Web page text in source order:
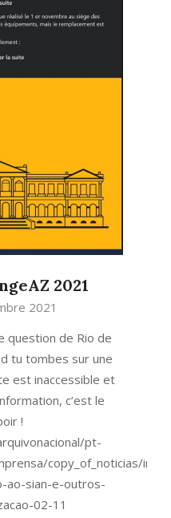
2021
2021
question de Rio de
tu tombes sur une
est inaccessible et
c’est le
!
pt-
copy_of_noticias/
ao-sian-e-outros-
02-11